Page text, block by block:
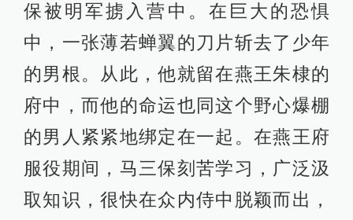
保被明军掳入营中。在巨大的恐惧
中，一张薄若蝉翼的刀片斩去了少年
的男根。从此，他就留在燕王朱棣的
府中，而他的命运也同这个野心爆棚
的男人紧紧地绑定在一起。在燕王府
服役期间，马三保刻苦学习，广泛汲
取知识，很快在众内侍中脱颖而出，